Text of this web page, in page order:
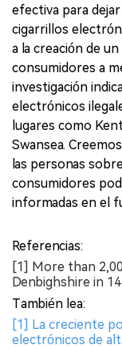
efectiva para
cigarrillos
a la creación de
consumidores a
investigación
electrónicos
lugares como
Swansea.
las personas
consumidores
informadas en el
Referencias:
[1] More than
Denbighshire in
También lea:
[1] La creciente
electrónicos de